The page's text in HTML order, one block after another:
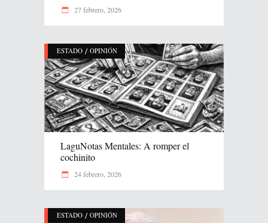
27 febrero, 2026
ESTADO / OPINIÓN
LaguNotas Mentales: A romper el
cochinito
24 febrero, 2026
ESTADO / OPINIÓN